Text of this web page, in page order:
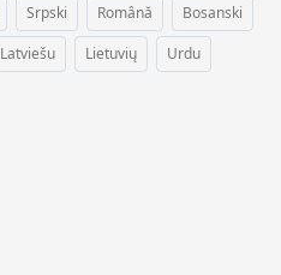
Srpski Română
Bosanski
Latviešu Lietuvių Urdu